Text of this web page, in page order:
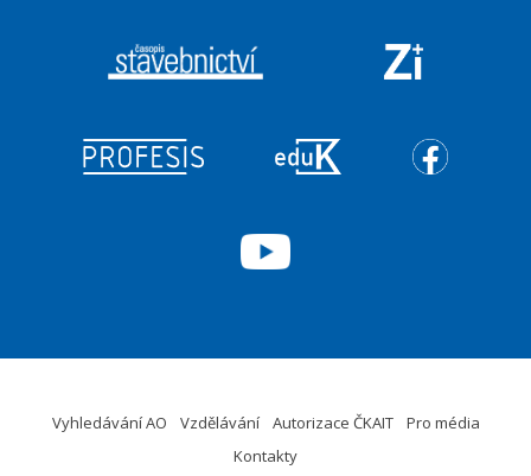
Vyhledávání AO Vzdělávání Autorizace ČKAIT
Pro média
Kontakty